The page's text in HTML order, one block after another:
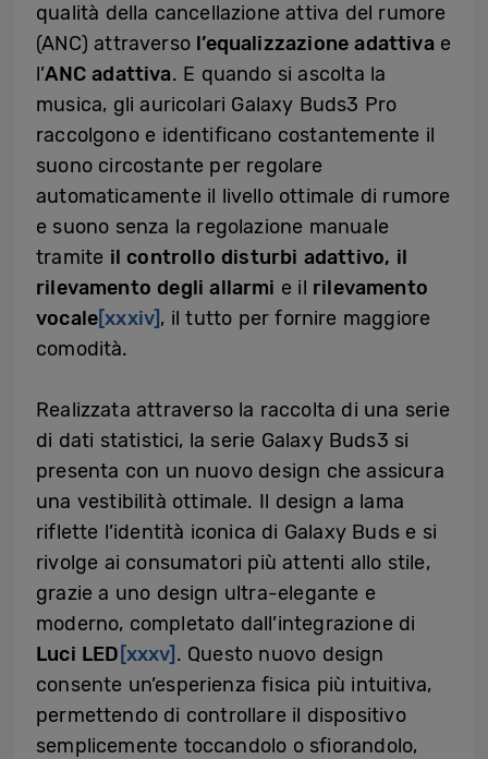
qualità della cancellazione attiva del rumore
(ANC) attraverso l’equalizzazione adattiva e
l’ANC adattiva. E quando si ascolta la
musica, gli auricolari Galaxy Buds3 Pro
raccolgono e identificano costantemente il
suono circostante per regolare
automaticamente il livello ottimale di rumore
e suono senza la regolazione manuale
tramite il controllo disturbi adattivo, il
rilevamento degli allarmi e il rilevamento
vocale[xxxiv], il tutto per fornire maggiore
comodità.
Realizzata attraverso la raccolta di una serie
di dati statistici, la serie Galaxy Buds3 si
presenta con un nuovo design che assicura
una vestibilità ottimale. Il design a lama
riflette l’identità iconica di Galaxy Buds e si
rivolge ai consumatori più attenti allo stile,
grazie a uno design ultra-elegante e
moderno, completato dall’integrazione di
Luci LED [xxxv] . Questo nuovo design
consente un’esperienza fisica più intuitiva,
permettendo di controllare il dispositivo
semplicemente toccandolo o sfiorandolo,